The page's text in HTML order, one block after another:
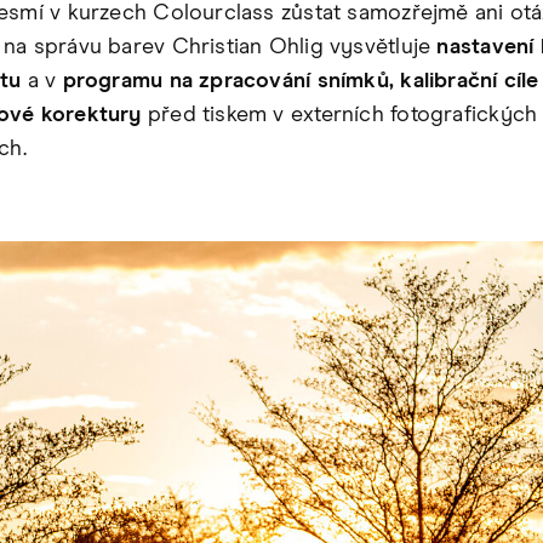
v kurzech Colourclass zůstat samozřejmě ani
správu barev Christian Ohlig vysvětluje nastavení
a v programu na zpracování snímků, kalibrační cíle
korektury před tiskem v externích fotografických